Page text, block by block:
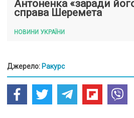
Антоненка «заради
справа Шеремета
НОВИНИ УКРАЇНИ
Джерело: Ракурс